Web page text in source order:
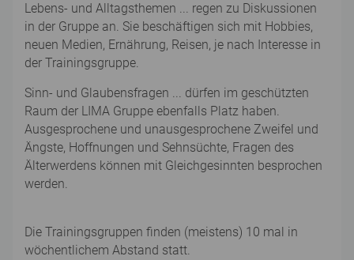
Lebens- und Alltagsthemen ... regen zu Diskussionen
in der Gruppe an. Sie beschäftigen sich mit Hobbies,
neuen Medien, Ernährung, Reisen, je nach Interesse in
der Trainingsgruppe.
Sinn- und Glaubensfragen ... dürfen im geschützten
Raum der LIMA Gruppe ebenfalls Platz haben.
Ausgesprochene und unausgesprochene Zweifel und
Ängste, Hoffnungen und Sehnsüchte, Fragen des
Älterwerdens können mit Gleichgesinnten besprochen
werden.
Die Trainingsgruppen finden (meistens) 10 mal in
wöchentlichem Abstand statt.